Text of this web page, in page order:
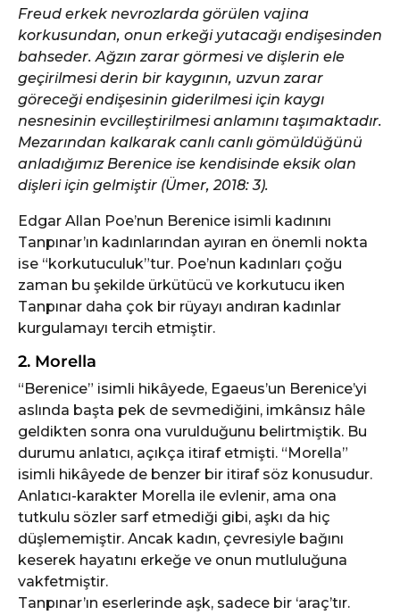
Freud erkek nevrozlarda görülen vajina
korkusundan, onun erkeği yutacağı endişesinden
bahseder. Ağzın zarar görmesi ve dişlerin ele
geçirilmesi derin bir kaygının, uzvun zarar
göreceği endişesinin giderilmesi için kaygı
nesnesinin evcilleştirilmesi anlamını taşımaktadır.
Mezarından kalkarak canlı canlı gömüldüğünü
anladığımız Berenice ise kendisinde eksik olan
dişleri için gelmiştir (Ümer, 2018: 3).
Edgar Allan Poe’nun Berenice isimli kadınını
Tanpınar’ın kadınlarından ayıran en önemli nokta
ise “korkutuculuk”tur. Poe’nun kadınları çoğu
zaman bu şekilde ürkütücü ve korkutucu iken
Tanpınar daha çok bir rüyayı andıran kadınlar
kurgulamayı tercih etmiştir.
2. Morella
“Berenice” isimli hikâyede, Egaeus’un Berenice’yi
aslında başta pek de sevmediğini, imkânsız hâle
geldikten sonra ona vurulduğunu belirtmiştik. Bu
durumu anlatıcı, açıkça itiraf etmişti. “Morella”
isimli hikâyede de benzer bir itiraf söz konusudur.
Anlatıcı-karakter Morella ile evlenir, ama ona
tutkulu sözler sarf etmediği gibi, aşkı da hiç
düşlememiştir. Ancak kadın, çevresiyle bağını
keserek hayatını erkeğe ve onun mutluluğuna
vakfetmiştir.
Tanpınar’ın eserlerinde aşk, sadece bir ‘araç’tır.